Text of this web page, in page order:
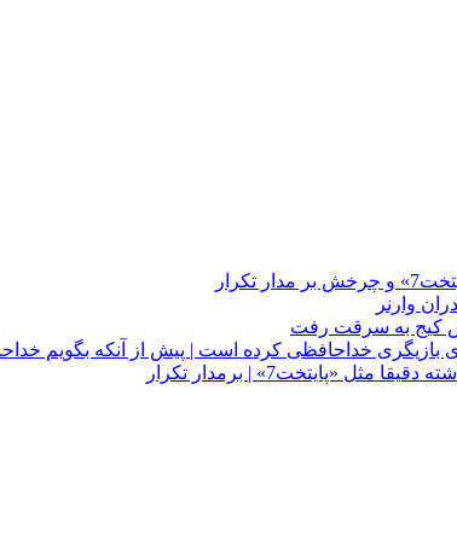
بازیگری خداحافظی کرده است | پیش از آنکه بگویم
| برمدار تکرار